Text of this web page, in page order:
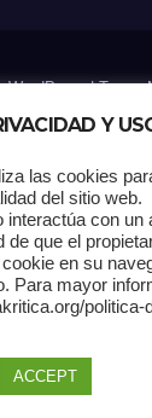
WordPress|Tema:
RK Contactos
Página de ejemplo
Y
las cookies
del sitio web.
interactúa con un
de que el
en su
Para mayor
politica-
ACCEPT